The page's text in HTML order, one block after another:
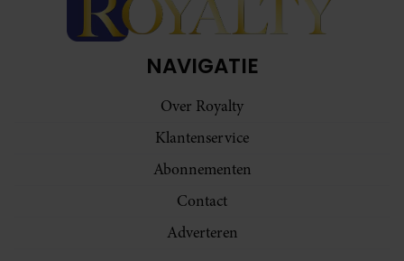
NAVIGATIE
Over Royalty
Klantenservice
Abonnementen
Contact
Adverteren